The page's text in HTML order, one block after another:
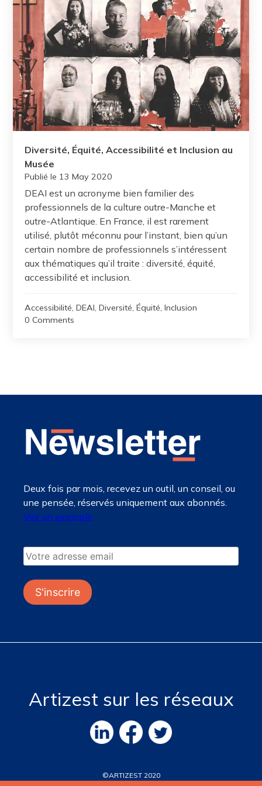
Diversité, Équité, Accessibilité et Inclusion au
Musée
Publié le 13 May 2020
DEAI est un acronyme bien familier des
professionnels de la culture outre-Manche et
outre-Atlantique. En France, il est rarement
utilisé, plutôt méconnu pour l’instant, bien qu’un
certain nombre de professionnels s’intéressent
aux thématiques qu’il traite : diversité, équité,
accessibilité et inclusion.
Accessibilité,DEAI,Diversité,Équité,Inclusion
0 Comments
Deux fois par mois, recevez un outil, un conseil, ou
une pensée, réservés uniquement aux abonnés.
Voir un exemple
Artizest sur les réseaux
©ARTIZEST 2020